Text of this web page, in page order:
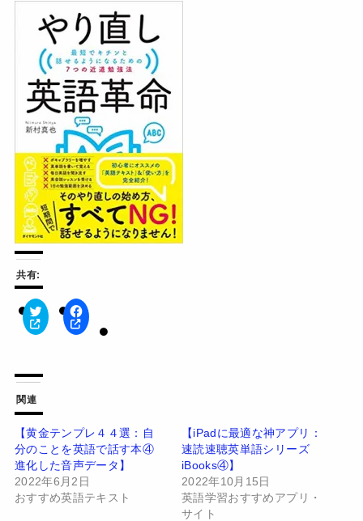
共有:
ク
リ
て
T
w
i
t
t
e
r
で
共
有
(
新
F
a
有
す
る
に
は
ク
リ
ッ
関連
【黄金テンプレ４４選：自
分のことを英語で話す本④
進化した音声データ】
2022年6月2日
おすすめ英語テキスト
【iPadに最適な神アプリ：
速読速聴英単語シリーズ
iBooks④】
2022年10月15日
英語学習おすすめアプリ・
サイト